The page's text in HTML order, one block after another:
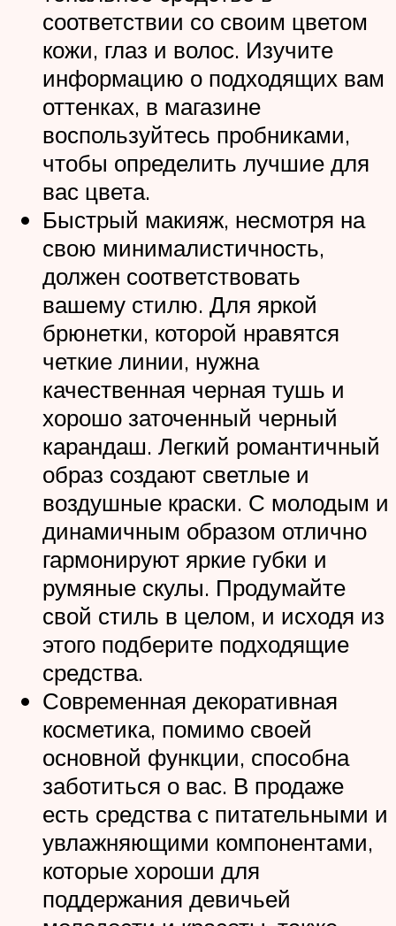
соответствии со своим цветом
кожи, глаз и волос. Изучите
информацию о подходящих вам
оттенках, в магазине
воспользуйтесь пробниками,
чтобы определить лучшие для
вас цвета.
Быстрый макияж, несмотря на
свою минималистичность,
должен соответствовать
вашему стилю. Для яркой
брюнетки, которой нравятся
четкие линии, нужна
качественная черная тушь и
хорошо заточенный черный
карандаш. Легкий романтичный
образ создают светлые и
воздушные краски. С молодым и
динамичным образом отлично
гармонируют яркие губки и
румяные скулы. Продумайте
свой стиль в целом, и исходя из
этого подберите подходящие
средства.
Современная декоративная
косметика, помимо своей
основной функции, способна
заботиться о вас. В продаже
есть средства с питательными и
увлажняющими компонентами,
которые хороши для
поддержания девичьей